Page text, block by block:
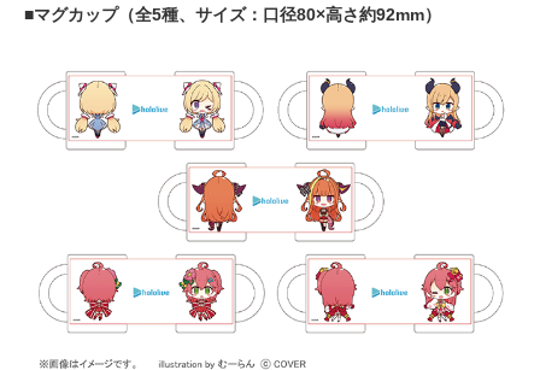
■マグカップ（全5種、サイズ：口径80×高さ約92mm）